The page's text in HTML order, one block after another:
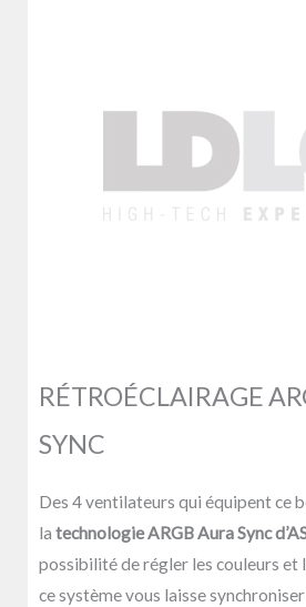
RÉTROÉCLAIRAGE
SYNC
Des 4 ventilateurs qui équipent ce
la technologie ARGB Aura Sync
possibilité de régler les couleurs et
ce système vous laisse